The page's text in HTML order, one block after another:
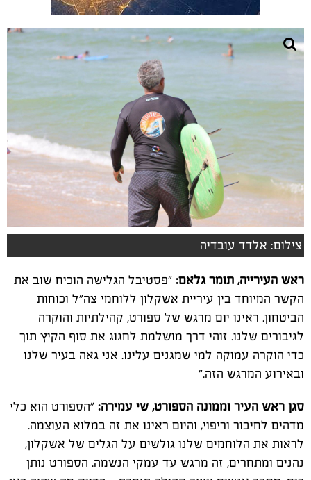
צילום: אלדד עובדיה
ראש העירייה, תומר גלאם: "פסטיבל הגלישה הוכיח שוב את
הקשר המיוחד בין עיריית אשקלון ללוחמי צה"ל וכוחות
הביטחון. ראינו יום מרגש של ספורט, קהילתיות והוקרה
לגיבורים שלנו. זוהי דרך מושלמת לחגוג את סוף הקיץ תוך
כדי הוקרה עמוקה למי שמגנים עלינו. אני גאה בעיר שלנו
ובאירוע המרגש הזה."
סגן ראש העיר וממונה הספורט, שי עמירה: "הספורט הוא כלי
מדהים לחיבור וריפוי, והיום ראינו את זה במלוא העוצמה.
לראות את הלוחמים שלנו גולשים על הגלים של אשקלון,
נהנים ומתחרים, זה מרגש עד עמקי הנשמה. הספורט נותן